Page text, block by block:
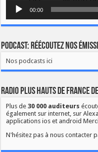
00:00
Podcast: Réécoutez nos
Nos podcasts ici
Radio Plus Hauts de France
Plus de30 000 auditeurs
également sur internet, sur
applications ios et android Merci
N'hésitez pas à nous contacter